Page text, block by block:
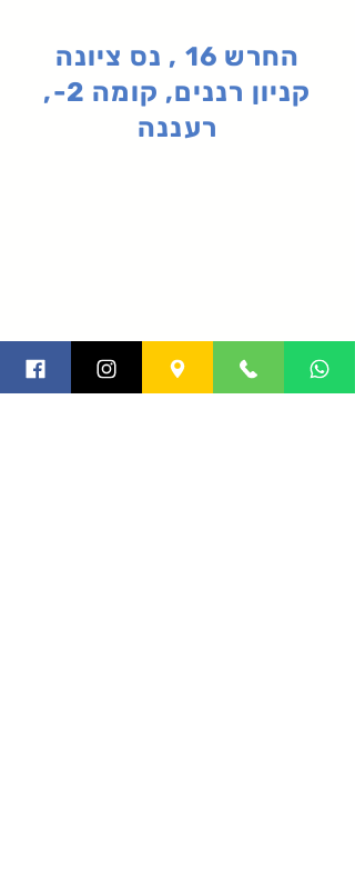
החרש 16 , נס ציונה
קניון רננים, קומה 2-,
רעננה
תקנון